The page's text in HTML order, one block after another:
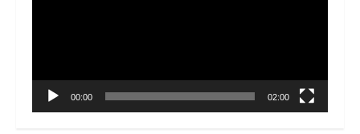
00:00 02:00